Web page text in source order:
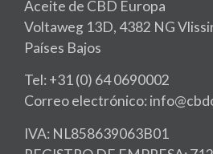
Aceite de CBD Europa
Voltaweg 13D, 4382 NG
Países Bajos
Tel: +31 (0) 64 0690002
Correo electrónico:
IVA: NL858639063B01